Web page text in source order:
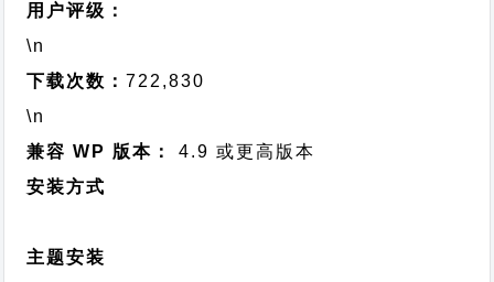
用户评级：
\n
下载次数：722,830
\n
兼容 WP 版本：
4.9 或更高版本
安装方式
主题安装